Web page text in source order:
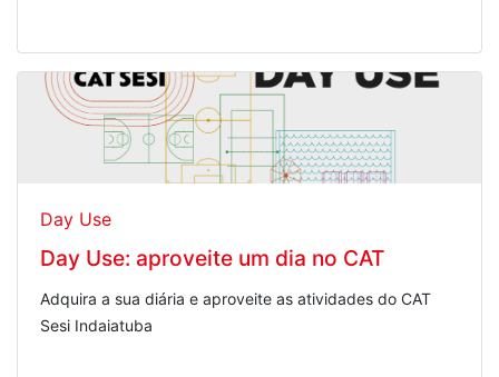
Day Use
Day Use: aproveite um dia no CAT
Adquira a sua diária e aproveite as atividades do CAT
Sesi Indaiatuba